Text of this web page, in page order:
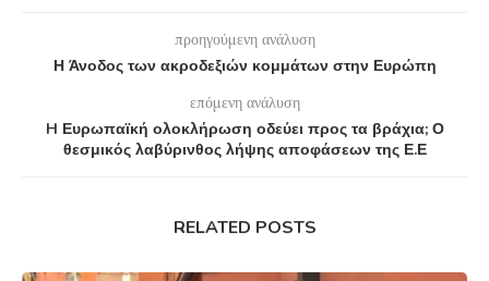
προηγούμενη ανάλυση
Η Άνοδος των ακροδεξιών κομμάτων στην Ευρώπη
επόμενη ανάλυση
H Ευρωπαϊκή ολοκλήρωση οδεύει προς τα βράχια; Ο
θεσμικός λαβύρινθος λήψης αποφάσεων της Ε.Ε
RELATED POSTS